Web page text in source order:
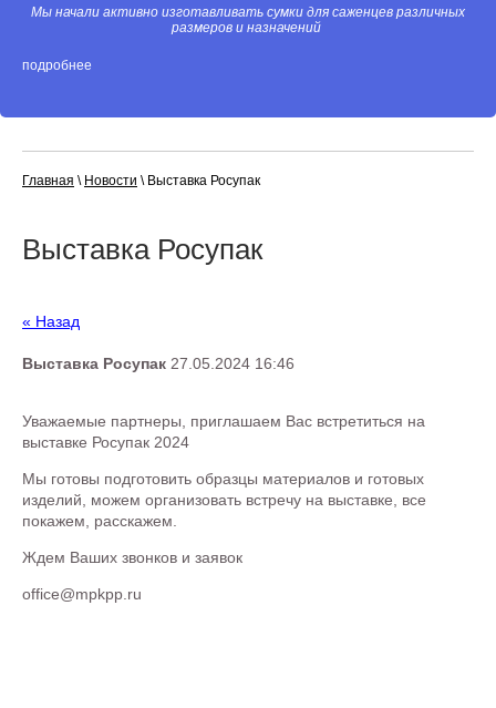
Мы начали активно изготавливать сумки для саженцев различных
размеров и назначений
подробнее
Главная \ Новости \ Выставка Росупак
Выставка Росупак
« Назад
Выставка Росупак 27.05.2024 16:46
Уважаемые партнеры, приглашаем Вас встретиться на
выставке Росупак 2024
Мы готовы подготовить образцы материалов и готовых
изделий, можем организовать встречу на выставке, все
покажем, расскажем.
Ждем Ваших звонков и заявок
office@mpkpp.ru